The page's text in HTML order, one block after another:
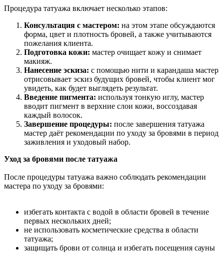
Процедура татуажа включает несколько этапов:
Консультация с мастером: на этом этапе обсуждаются
форма, цвет и плотность бровей, а также учитываются
пожелания клиента.
Подготовка кожи: мастер очищает кожу и снимает
макияж.
Нанесение эскиза: с помощью нити и карандаша мастер
отрисовывает эскиз будущих бровей, чтобы клиент мог
увидеть, как будет выглядеть результат.
Введение пигмента: используя тонкую иглу, мастер
вводит пигмент в верхние слои кожи, воссоздавая
каждый волосок.
Завершение процедуры: после завершения татуажа
мастер даёт рекомендации по уходу за бровями в период
заживления и уходовый набор.
Уход за бровями после татуажа
После процедуры татуажа важно соблюдать рекомендации
мастера по уходу за бровями:
избегать контакта с водой в области бровей в течение
первых нескольких дней;
не использовать косметические средства в области
татуажа;
защищать брови от солнца и избегать посещения сауны